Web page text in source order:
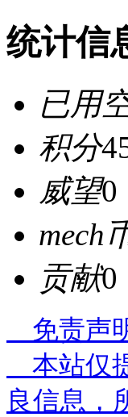
统计信
已用
积分
威望0
mech
贡献0
免责声
本站仅
良信息，